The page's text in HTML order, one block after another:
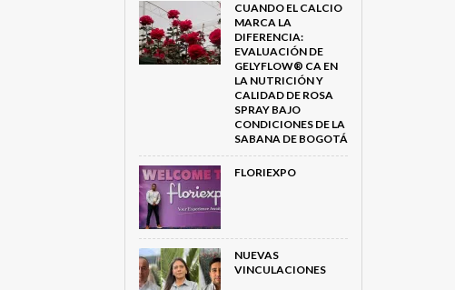
CUANDO EL CALCIO
MARCA LA
DIFERENCIA:
EVALUACIÓN DE
GELYFLOW® CA EN
LA NUTRICIÓN Y
CALIDAD DE ROSA
SPRAY BAJO
CONDICIONES DE LA
SABANA DE BOGOTÁ
FLORIEXPO
NUEVAS
VINCULACIONES